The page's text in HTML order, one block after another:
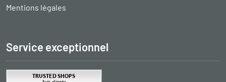
Mentions légales
Service exceptionnel